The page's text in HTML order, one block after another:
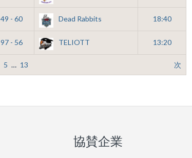
49 - 60 Dead Rabbits 18:40
97 - 56 TELIOTT 13:20
5 … 13 次
協賛企業